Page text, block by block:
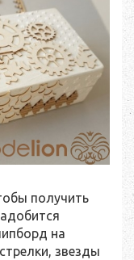
получить
на
звезды